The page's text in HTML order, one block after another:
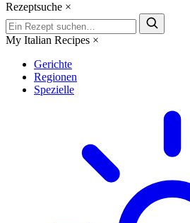
Rezeptsuche ×
My Italian Recipes ×
Gerichte
Regionen
Spezielle